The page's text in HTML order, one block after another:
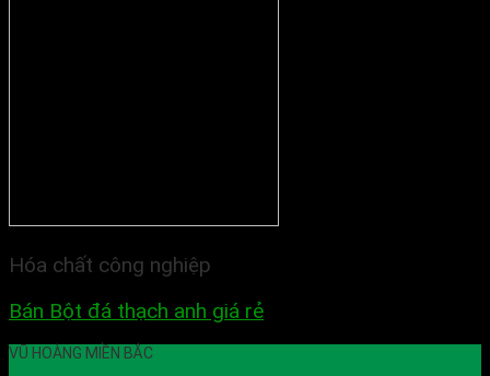
Hóa chất công nghiệp
Bán Bột đá thạch anh giá rẻ
VŨ HOÀNG MIỀN BẮC